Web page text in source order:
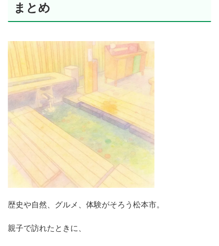
まとめ
歴史や自然、グルメ、体験がそろう松本市。
親子で訪れたときに、